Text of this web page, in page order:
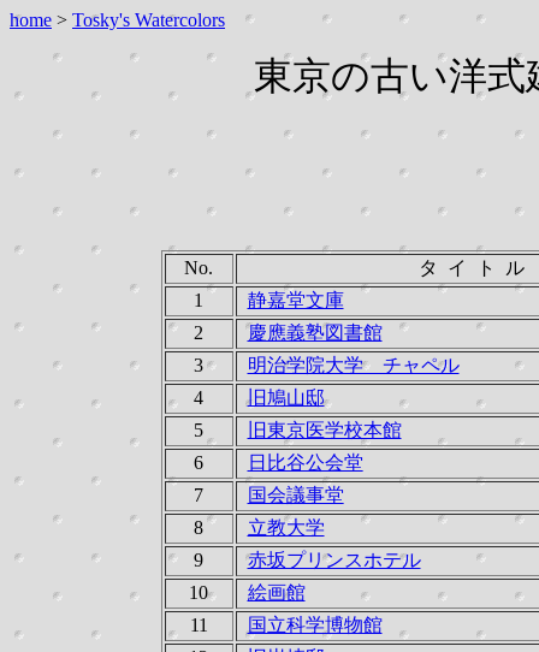
home > Tosky's Watercolors
東京の古い洋
No.
タ イ ト ル
1
静嘉堂文庫
2
慶應義塾図書館
3
明治学院大学 チャペル
4
旧鳩山邸
5
旧東京医学校本館
6
日比谷公会堂
7
国会議事堂
8
立教大学
9
赤坂プリンスホテル
10
絵画館
11
国立科学博物館